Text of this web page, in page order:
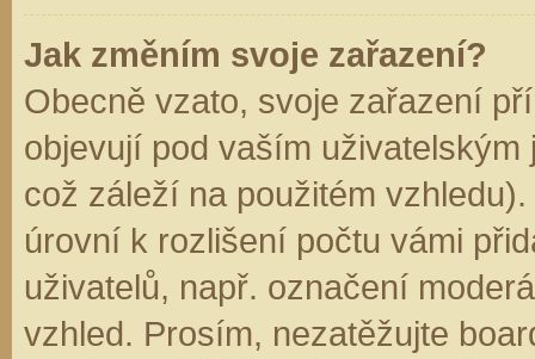
Jak změním svoje zařazení?
Obecně vzato, svoje zařazení
objevují pod vaším
což záleží na použitém
úrovní k rozlišení počtu vámi
uživatelů, např. označení
vzhled. Prosím, nezatěžujte